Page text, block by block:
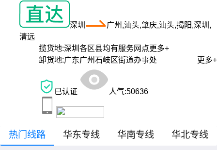
深圳
广州,汕头,肇庆,汕头,揭阳,深圳,
清远
揽货地:深圳各区县均有服务网点更多+
卸货地:广东广州石岐区街道办事处 更多+
已认证 人气:50636
热门线路 华东专线 华南专线 华北专线